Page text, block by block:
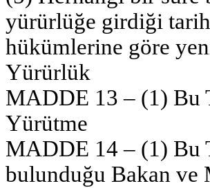
yürürlüğe girdiği
hükümlerine göre
Yürürlük
MADDE 13 – (1) Bu
Yürütme
MADDE 14 – (1) Bu
bulunduğu Bakan ve